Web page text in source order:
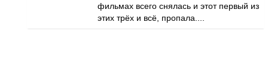
фильмах всего снялась и этот первый из
этих трёх и всё, пропала....